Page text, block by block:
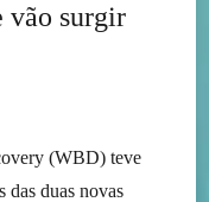
vão surgir
(WBD) teve
das duas novas